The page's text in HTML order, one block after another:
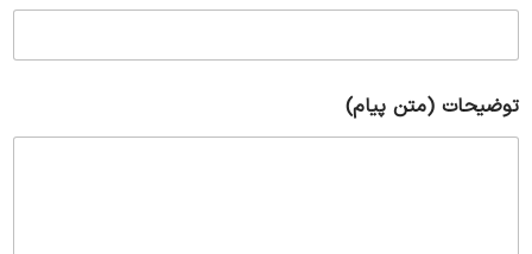
توضیحات (متن پیام)